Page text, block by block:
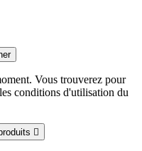
Vous trouverez pour
conditions d'utilisation du
